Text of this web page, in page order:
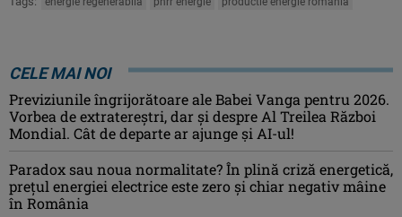
CELE MAI NOI
Previziunile îngrijorătoare ale Babei Vanga pentru 2026.
Vorbea de extratereștri, dar și despre Al Treilea Război
Mondial. Cât de departe ar ajunge și AI-ul!
Paradox sau noua normalitate? În plină criză energetică,
prețul energiei electrice este zero și chiar negativ mâine
în România